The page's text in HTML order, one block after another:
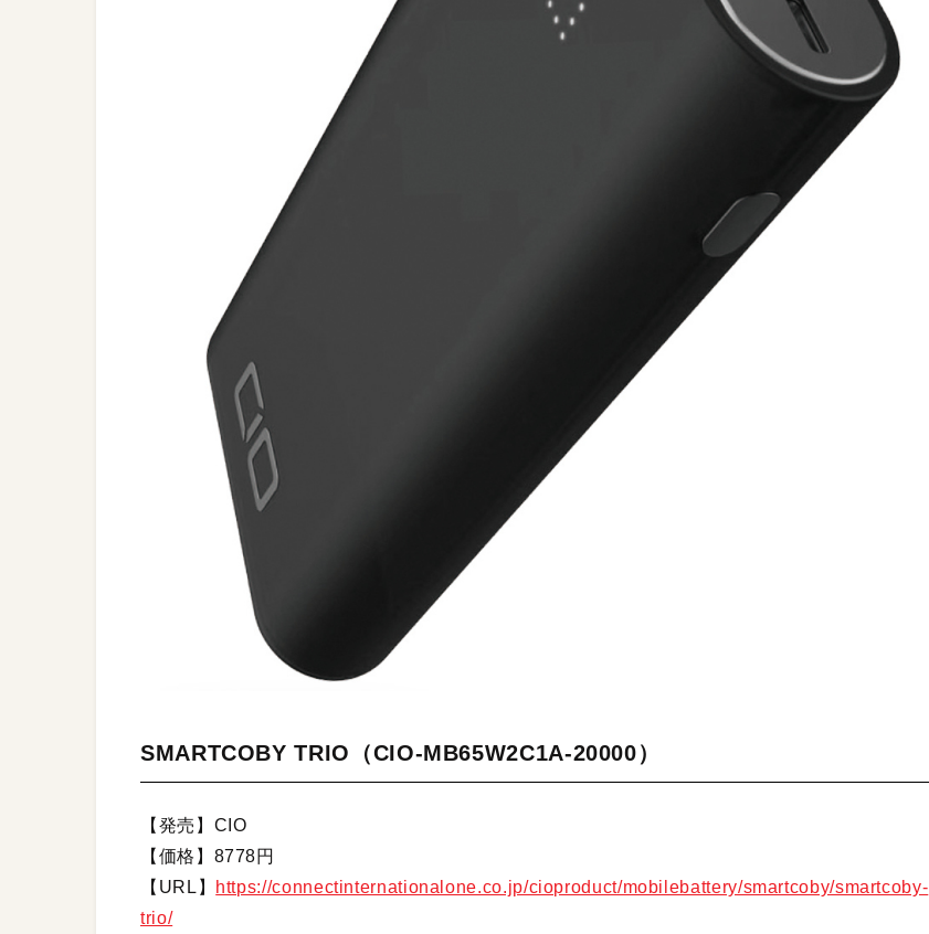
SMARTCOBY TRIO（CIO-MB65W2C1A-20000）
【発売】CIO
【価格】8778円
【URL】
https://connectinternationalone.co.jp/cioproduct/mobilebattery/smartcoby/smartcoby-
trio/